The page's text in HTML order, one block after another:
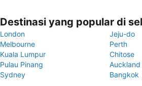
Destinasi yang popular di
London
Jeju-do
Melbourne
Perth
Kuala Lumpur
Chitose
Pulau Pinang
Auckland
Sydney
Bangkok